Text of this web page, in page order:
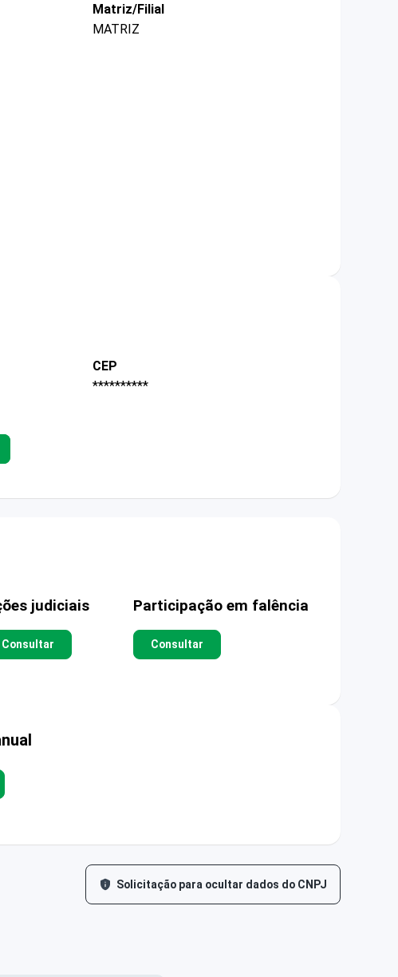
Matriz/Filial
MATRIZ
CEP
**********
judiciais
Consultar
Participação em falência
Consultar
Solicitação para ocultar dados do CNPJ